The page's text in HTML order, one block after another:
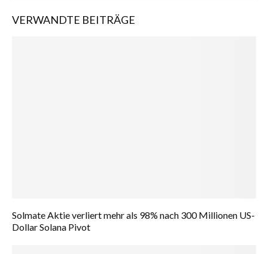
VERWANDTE BEITRÄGE
Solmate Aktie verliert mehr als 98% nach 300 Millionen US-
Dollar Solana Pivot